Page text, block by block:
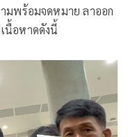
มพร้อมจดหมาย ลาออก
นื้อหาดดังนี้